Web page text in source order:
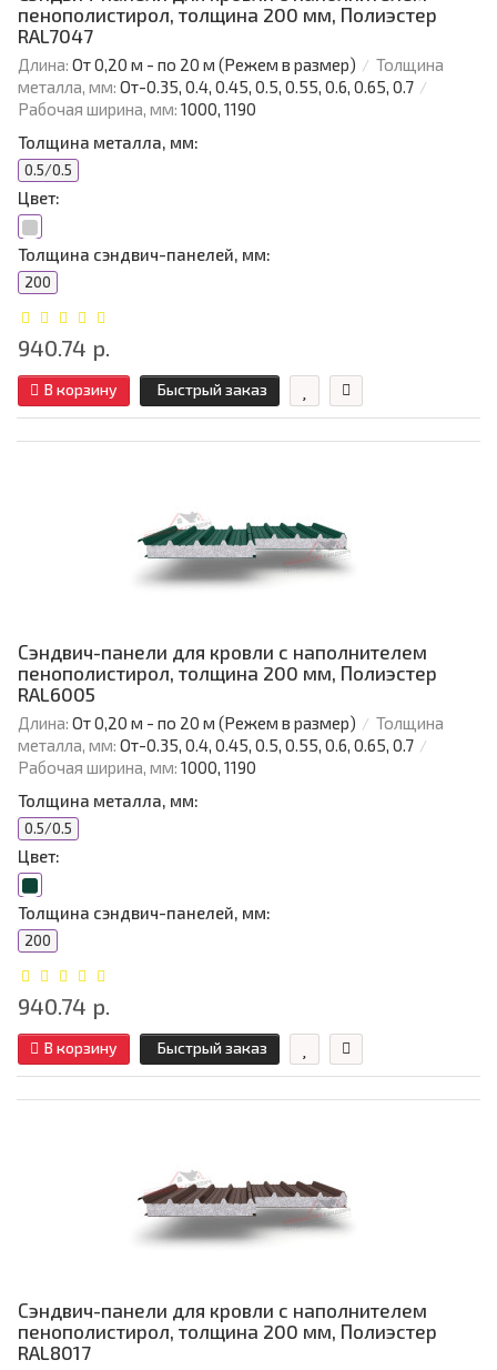
пенополистирол, толщина 200 мм, Полиэстер
RAL7047
Длина: От 0,20 м - по 20 м (Режем в размер)
Толщина
металла, мм: От-0.35, 0.4, 0.45, 0.5, 0.55, 0.6, 0.65, 0.7
Рабочая ширина, мм: 1000, 1190
Толщина металла, мм:
0.5/0.5
Цвет:
Толщина сэндвич-панелей, мм:
200
940.74 р.
В корзину Быстрый заказ
Сэндвич-панели для кровли с наполнителем
пенополистирол, толщина 200 мм, Полиэстер
RAL6005
Длина: От 0,20 м - по 20 м (Режем в размер)
Толщина
металла, мм: От-0.35, 0.4, 0.45, 0.5, 0.55, 0.6, 0.65, 0.7
Рабочая ширина, мм: 1000, 1190
Толщина металла, мм:
0.5/0.5
Цвет:
Толщина сэндвич-панелей, мм:
200
940.74 р.
В корзину Быстрый заказ
Сэндвич-панели для кровли с наполнителем
пенополистирол, толщина 200 мм, Полиэстер
RAL8017